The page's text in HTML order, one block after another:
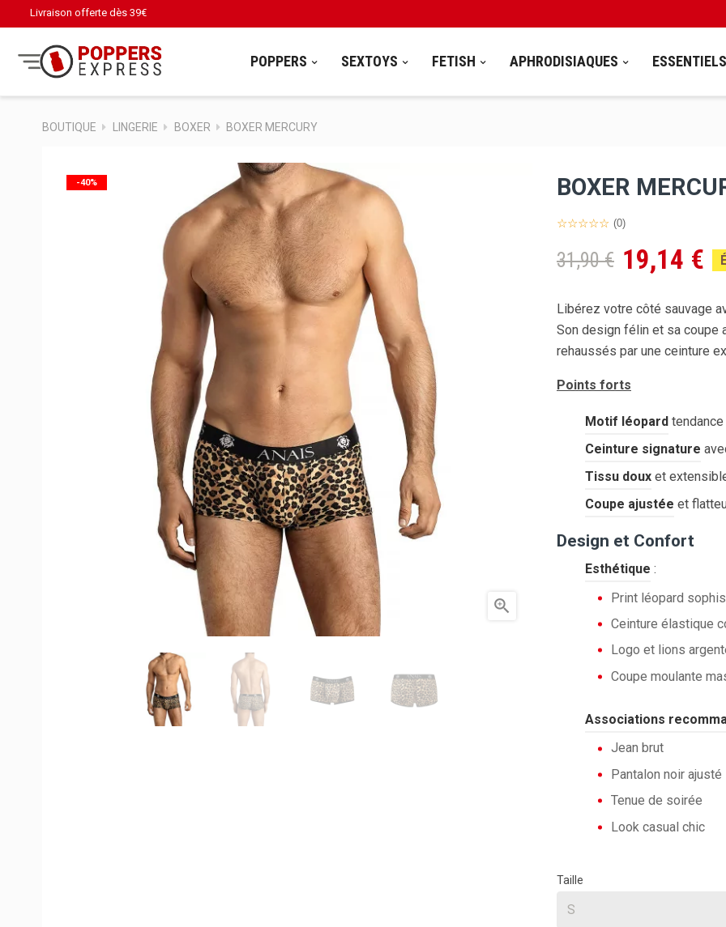
Livraison offerte dès 39€
POPPERS SEXTOYS FETISH APHRODISIAQUES ESSENTIELS
BOUTIQUE LINGERIE BOXER BOXER MERCURY
-40%

BOXER
(0)
31,90 € 19,14 €
Libérez votre côté sauvage
Son design félin et sa coupe
rehaussés par une ceinture
Points forts
Motif léopard tendance
Ceinture signature
Tissu doux et
Coupe ajustée et
Design et Confort
Esthétique :
Print léopard
Ceinture élastique
Logo et lions
Coupe moulante
Associations
Jean brut
Pantalon noir ajusté
Tenue de soirée
Look casual chic
Taille